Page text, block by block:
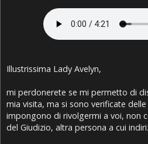
Illustrissima Lady Avelyn,
mi perdonerete se mi permetto di
mia visita, ma si sono verificate
impongono di rivolgermi a voi, non
del Giudizio, altra persona a cui